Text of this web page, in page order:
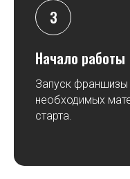
Начало работы
Запуск франшизы
необходимых
старта.